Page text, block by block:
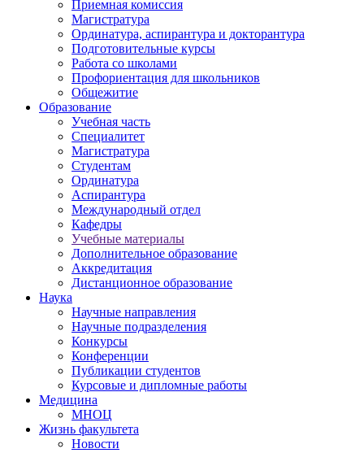
Приемная комиссия
Магистратура
Ординатура, аспирантура и докторантура
Подготовительные курсы
Работа со школами
Профориентация для школьников
Общежитие
Образование
Учебная часть
Специалитет
Магистратура
Студентам
Ординатура
Аспирантура
Международный отдел
Кафедры
Учебные материалы
Дополнительное образование
Аккредитация
Дистанционное образование
Наука
Научные направления
Научные подразделения
Конкурсы
Конференции
Публикации студентов
Курсовые и дипломные работы
Медицина
МНОЦ
Жизнь факультета
Новости